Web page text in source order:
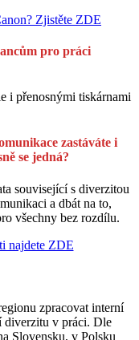
Zjistěte ZDE
pro práci
i přenosnými tiskárnami
zastáváte i
se jedná?
související s diverzitou
a dbát na to,
všechny bez rozdílu.
najdete ZDE
zpracovat interní
diverzitu v práci. Dle
Slovensku, v Polsku